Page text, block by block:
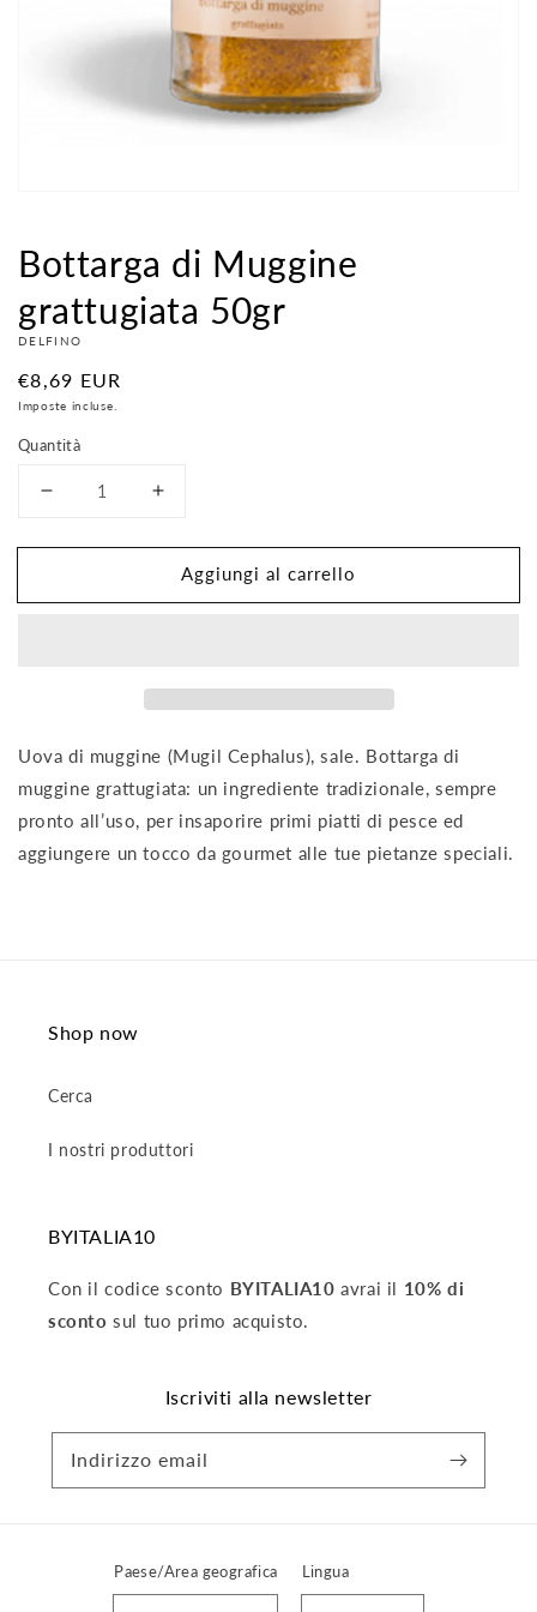
contenuti
multimediali
nella
modalità
galleria
Bottarga di Muggine
grattugiata 50gr
DELFINO
Prezzo
di
listino
€8,69 EUR
Imposte incluse.
Quantità
Diminuisci
per
di
Aumenta
per
Bottarga
di
50gr
Aggiungi al carrello
Uova di muggine (Mugil Cephalus), sale. Bottarga di
muggine grattugiata: un ingrediente tradizionale, sempre
pronto all’uso, per insaporire primi piatti di pesce ed
aggiungere un tocco da gourmet alle tue pietanze speciali.
Shop now
Cerca
I nostri produttori
BYITALIA10
Con il codice sconto BYITALIA10 avrai il 10% di
sconto sul tuo primo acquisto.
Iscriviti alla newsletter
Indirizzo email
Paese/Area geografica Lingua